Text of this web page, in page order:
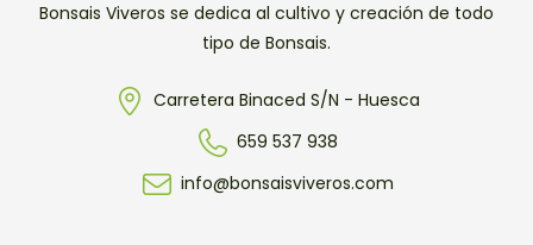
Bonsais Viveros se dedica al cultivo y creación de todo
tipo de Bonsais.
Carretera Binaced S/N - Huesca
659 537 938
info@bonsaisviveros.com